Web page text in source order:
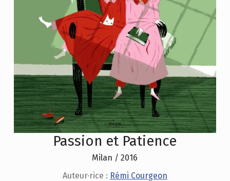
Passion et Patience
Milan / 2016
Auteur·rice : Rémi Courgeon